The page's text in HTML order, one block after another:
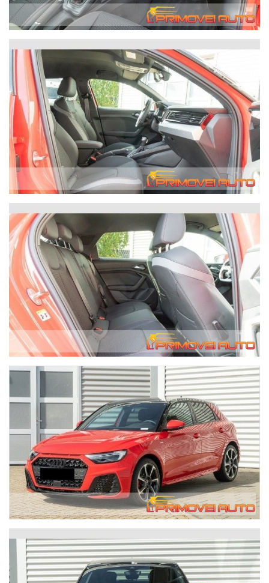
bizona Cabina di pilotaggio digitale Monitoraggio automatico
della pressione dei pneumatici Diesel con filtro antiparticolato
Servosterzo Illuminazione stradale senza abbagliamento ESP
bambino) Cerchi in lega lettore CD Computer di bordo
Pacchetto sportivo Fari a LED porta USB Radio DAB Cruise
control adattivo Specchietto esterno elettrico Specchietto
retrovisore interno automatico antiabbagliante Sedili
riscaldati Sedili sportivi Sospensioni sportive Sistema di
controllo della trazione Sistema di chiamata di emergenza
Sistema di limiti di velocità Sistema sonoro Sistema Stop &
Start Sintonizzatore/radio Veicolo per non fumatori Chiusura
centralizzata senza chiave Alzacristalli elettrici Volante in
pelle Volante multifunzione